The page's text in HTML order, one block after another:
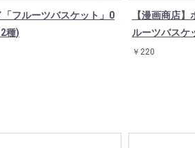
フルーツバスケット」0
種)
【漫画商店
ルーツバスケ
￥220